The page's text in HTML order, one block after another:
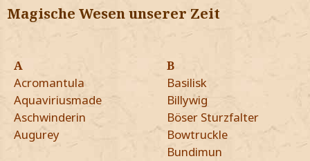
Magische Wesen unserer Zeit
A
Acromantula
Aquaviriusmade
Aschwinderin
Augurey
B
Basilisk
Billywig
Böser Sturzfalter
Bowtruckle
Bundimun